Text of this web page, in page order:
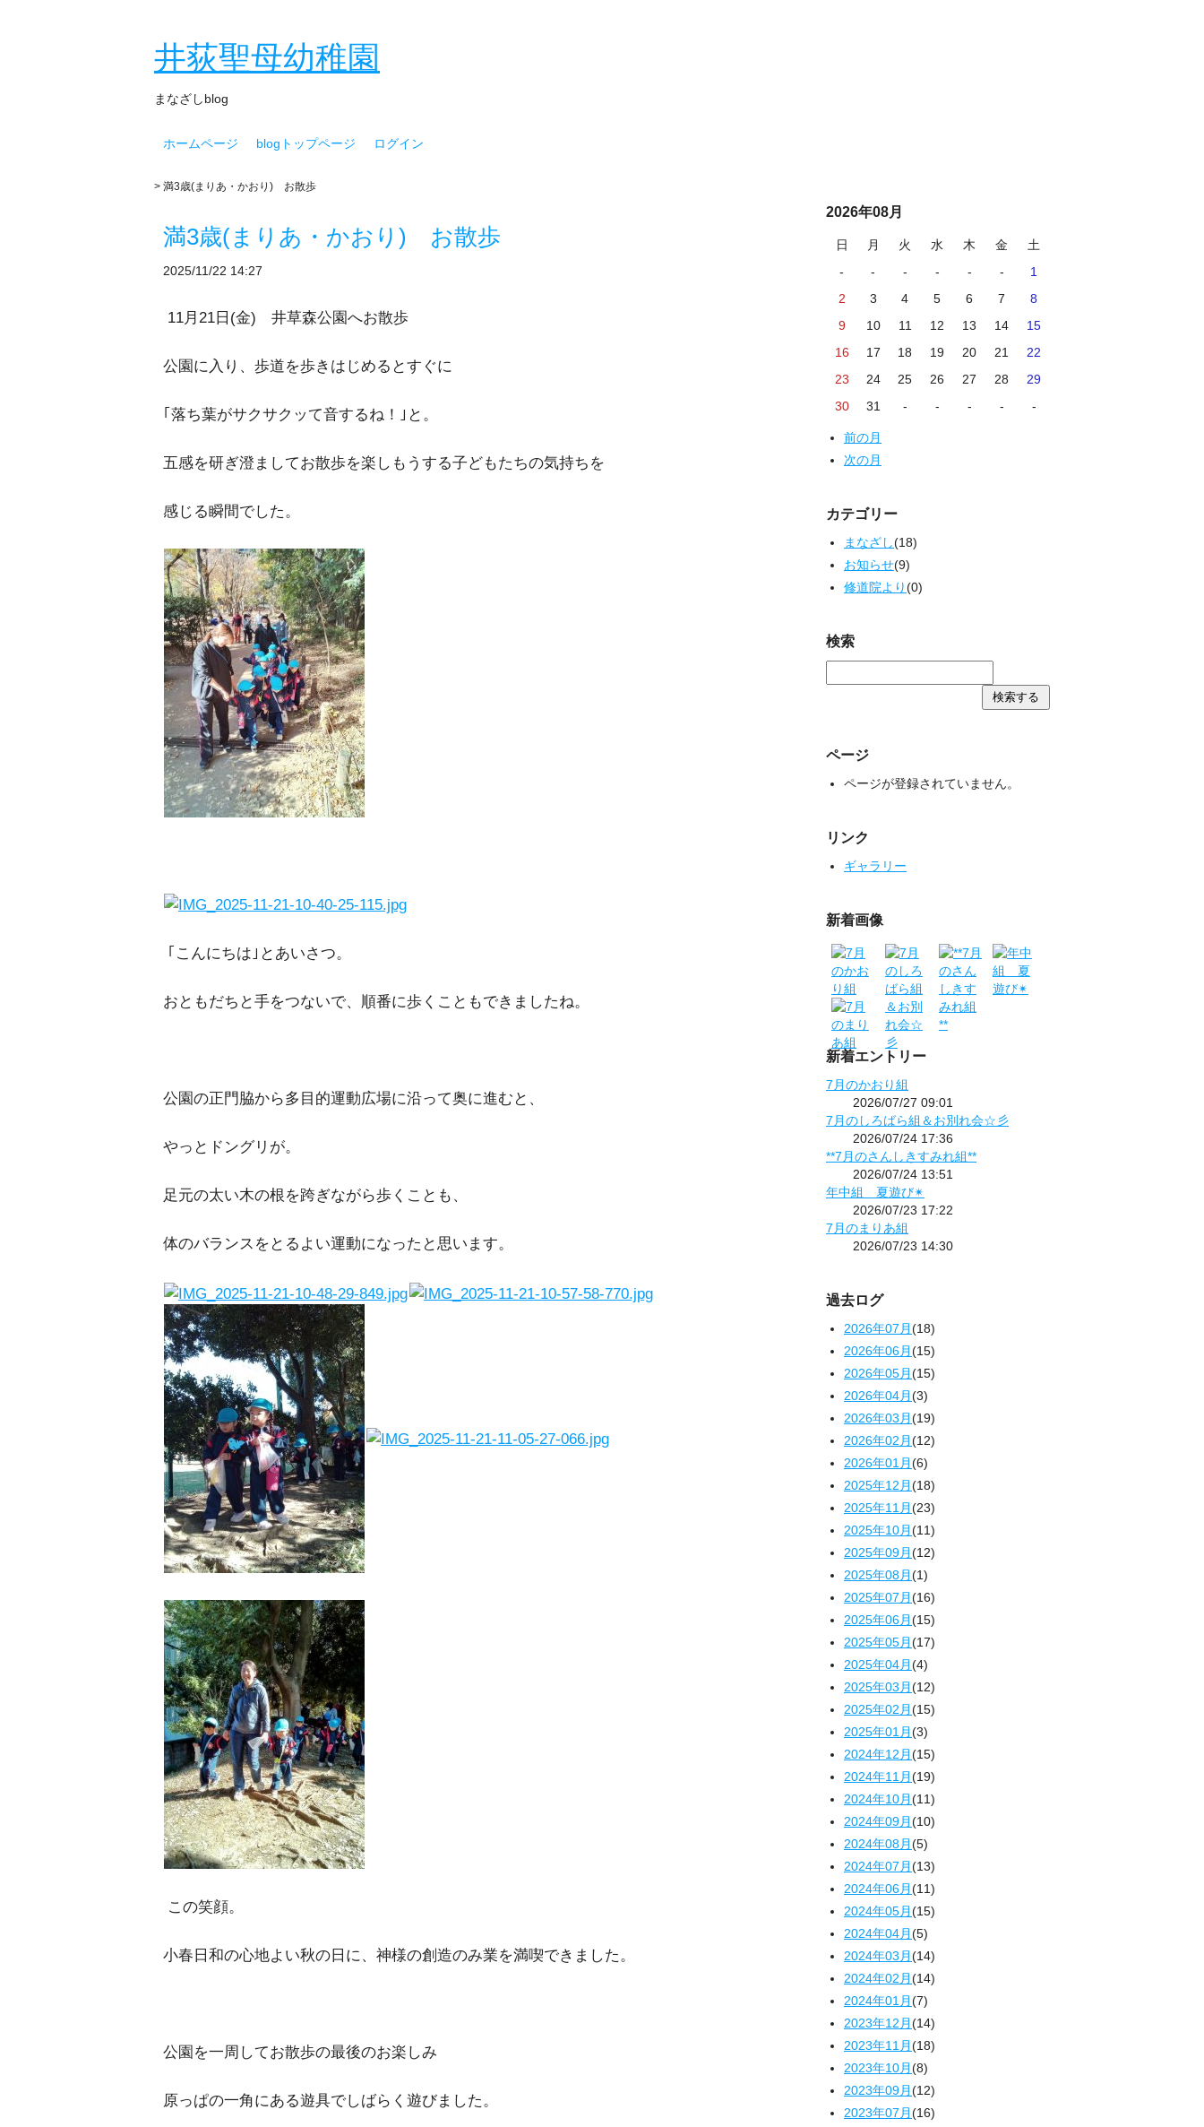
井荻聖母幼稚園
まなざしblog
ホームページ blogトップページ ログイン
> 満3歳(まりあ・かおり) お散歩
満3歳(まりあ・かおり) お散歩
2025/11/22 14:27
11月21日(金) 井草森公園へお散歩
公園に入り、歩道を歩きはじめるとすぐに
｢落ち葉がサクサクッて音するね！｣と。
五感を研ぎ澄ましてお散歩を楽しもうする子どもたちの気持ちを
感じる瞬間でした。
｢こんにちは｣とあいさつ。
おともだちと手をつないで、順番に歩くこともできましたね。
公園の正門脇から多目的運動広場に沿って奥に進むと、
やっとドングリが。
足元の太い木の根を跨ぎながら歩くことも、
体のバランスをとるよい運動になったと思います。
この笑顔。
小春日和の心地よい秋の日に、神様の創造のみ業を満喫できました。
公園を一周してお散歩の最後のお楽しみ
原っぱの一角にある遊具でしばらく遊びました。
2026年08月
日 月 火 水 木 金
土
-
- - - - -
1
2
3 4 5 6 7
8
9
10 11 12 13 14
15
16
17 18 19 20 21
22
23
24 25 26 27 28
29
30
31 - - - - -
前の月
次の月
カテゴリー
まなざし(18)
お知らせ(9)
修道院より(0)
検索
ページ
ページが登録されていません。
リンク
ギャラリー
新着画像
新着エントリー
7月のかおり組
2026/07/27 09:01
7月のしろばら組＆お別れ会☆彡
2026/07/24 17:36
**7月のさんしきすみれ組**
2026/07/24 13:51
年中組 夏遊び✴
2026/07/23 17:22
7月のまりあ組
2026/07/23 14:30
過去ログ
2026年07月(18)
2026年06月(15)
2026年05月(15)
2026年04月(3)
2026年03月(19)
2026年02月(12)
2026年01月(6)
2025年12月(18)
2025年11月(23)
2025年10月(11)
2025年09月(12)
2025年08月(1)
2025年07月(16)
2025年06月(15)
2025年05月(17)
2025年04月(4)
2025年03月(12)
2025年02月(15)
2025年01月(3)
2024年12月(15)
2024年11月(19)
2024年10月(11)
2024年09月(10)
2024年08月(5)
2024年07月(13)
2024年06月(11)
2024年05月(15)
2024年04月(5)
2024年03月(14)
2024年02月(14)
2024年01月(7)
2023年12月(14)
2023年11月(18)
2023年10月(8)
2023年09月(12)
2023年07月(16)